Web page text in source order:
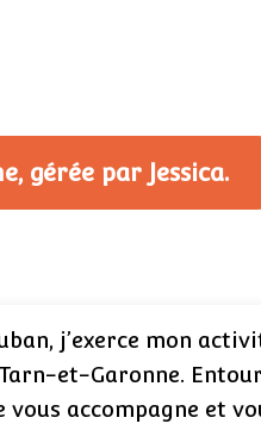
gérée par Jessica.
j’exerce mon
et-Garonne.
vous accompagne et